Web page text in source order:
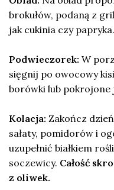
brokułów, podaną z
jak cukinia czy papryka.
Podwieczorek: W
sięgnij po owocowy
borówki lub pokrojone
Kolacja: Zakończ
sałaty, pomidorów i
uzupełnić białkiem
soczewicy. Całość
z oliwek.